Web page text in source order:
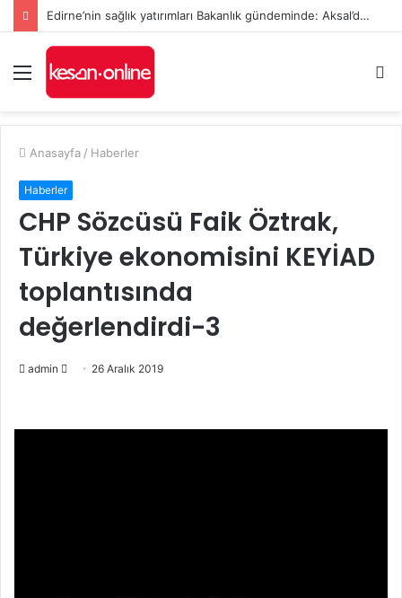
Edirne’nin sağlık yatırımları Bakanlık gündeminde: Aksal’dan Keşan için iki önemli talep
Menü
...
Anasayfa / Haberler
Haberler
CHP Sözcüsü Faik Öztrak,
Türkiye ekonomisini KEYİAD
toplantısında
değerlendirdi-3
admin
göndermek
26 Aralık 2019